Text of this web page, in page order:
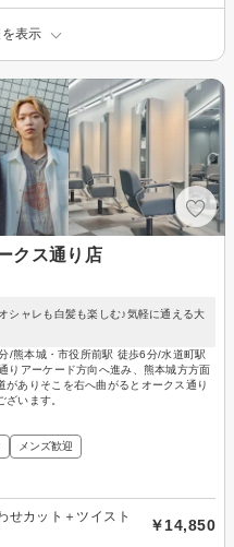
表示
クス通り店
シャレも白髪も楽しむ♪気軽に通える大
/熊本城・市役所前駅 徒歩6分/水道町駅
りアーケード方向へ進み、熊本城方方面
ありそこを右へ曲がるとオークス通り
います。
メンズ歓迎
せカット＋ツイスト
￥14,850